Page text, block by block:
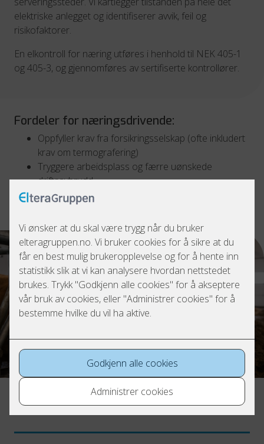
elektriske anlegget og identifiserer avvik, feil og
risikofaktorer.
En elkontroll for næring utføres i henhold til NEK 405-1
og 405-3, og gjennomføres av sertifiserte kontrollører.
Fordeler for næringsdrivende:
Oppfyller krav fra forsikringsselskap (ofte inkludert
krav om termografering)
Tryggere arbeidsplass og færre uønskede
driftsavbrudd
Rask oversikt over nødvendige tiltak
Bedre grunnlag for vedlikeholdsplaner
Elkontroll for landbruket